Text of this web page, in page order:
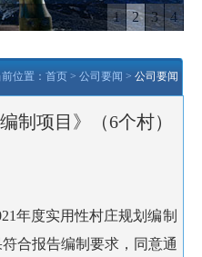
1 2 3 4
位置： 首页 > 公司要闻 > 公司要闻
制项目》（6个村）
年度实用性村庄规划编制
符合报告编制要求，同意通